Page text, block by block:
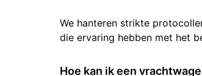
We hanteren strikte
die ervaring hebben met het
Hoe kan ik een